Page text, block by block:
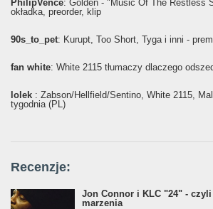
PhilipVence: Golden - "Music Of The Restless
okładka, preorder, klip
90s_to_pet: Kurupt, Too Short, Tyga i inni -
fan white: White 2115 tłumaczy dlaczego
lolek : Żabson/Hellfield/Sentino, White 2115,
tygodnia (PL)
Recenzje:
Jon Connor i KLC "24" - czyli
marzenia